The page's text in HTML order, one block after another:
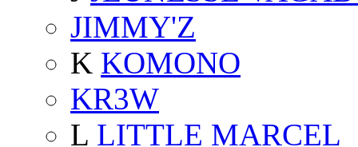
JIMMY'Z
K KOMONO
KR3W
L LITTLE MARCEL